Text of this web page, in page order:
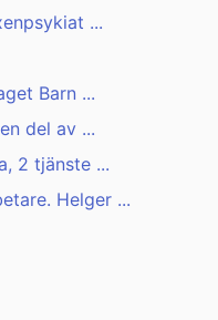
...
Barn ...
del av ...
2 tjänste ...
Helger ...